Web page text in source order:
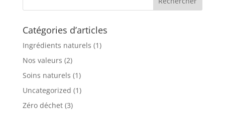
Catégories d’articles
Ingrédients naturels (1)
Nos valeurs (2)
Soins naturels (1)
Uncategorized (1)
Zéro déchet(3)